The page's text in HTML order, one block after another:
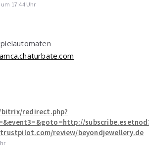
um 17:44 Uhr
redirect.php?
review/beyondjewellery.de